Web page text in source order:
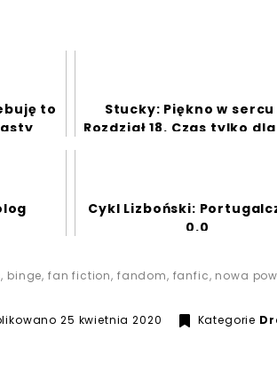
to
Stucky: Piękno w
Rozdział 18. Czas tylko
Cykl Lizboński:
0.0
, binge, fan fiction, fandom, fanfic, nowa
25 kwietnia 2020 9 czerwca 2020
Kategorie